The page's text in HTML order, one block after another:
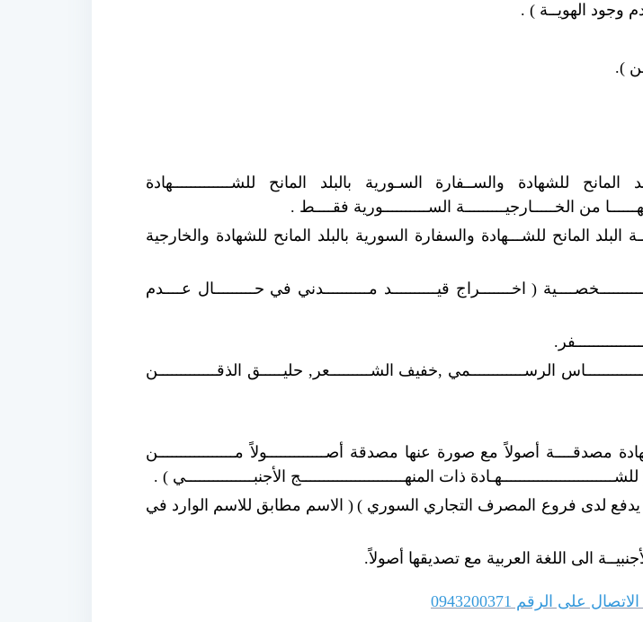
وجود الهويــة ) .
للشهادة والســفارة السـورية بالبلد المانح للشـــــــــــــهادة
11) مصدق اصولاً من خارجيــة البلد المانح للشـــهادة والسفارة السورية بالبلد المانح للشهادة والخارجية
( اخـــــــراج قيــــــــــد مــــــــــدني في حـــــــــال عــــدم
الرســــــــــــمي ,خفيف الشـــــــــعر, حليـــــق الذقـــــــــــــن
مصدقــــة أصولاً مع صورة عنها مصدقة أصـــــــــــــولاً مـــــــــــــــــن
( للشـــــــــــــــــــــــــهـادة ذات المنهـــــــــــــــــــــــج الأجنبـــــــــــــــي ) .
( يدفع لدى فروع المصرف التجاري السوري ) ( الاسم مطابق للاسم الوارد في
الى اللغة العربية مع تصديقها أصولاً.
على الرقم 0943200371